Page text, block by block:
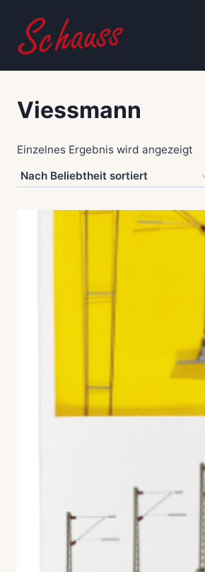
Inhalt
springen
Viessmann
Einzelnes Ergebnis wird angezeigt